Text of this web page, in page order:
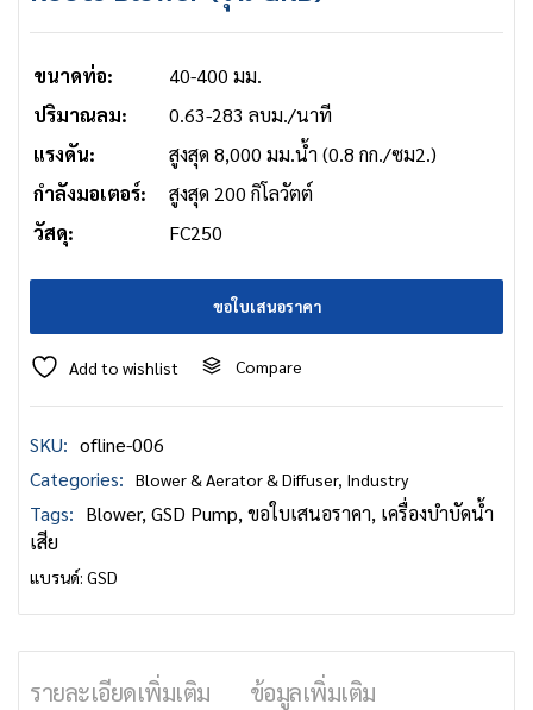
ขนาดท่อ:
40-400 มม.
ปริมาณลม:
0.63-283 ลบม./นาที
แรงดัน:
สูงสุด 8,000 มม.น้ำ (0.8 กก./ซม2.)
กำลังมอเตอร์:
สูงสุด 200 กิโลวัตต์
วัสดุ:
FC250
ขอใบเสนอราคา
Add to wishlist Compare
SKU: ofline-006
Categories:
Blower & Aerator & Diffuser, Industry
Tags: Blower,GSD Pump,ขอใบเสนอราคา, เครื่องบำบัดน้ำ
เสีย
แบรนด์: GSD
รายละเอียดเพิ่มเติม ข้อมูลเพิ่มเติม